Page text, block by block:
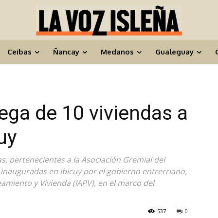
Ceibas Ñancay Medanos Gualeguay
de 10 viviendas a
pertenecientes a la Asociación Gremial del
en Ibicuy por el gobierno entrerriano,
y Vivienda (IAPV), en el marco del
0
537